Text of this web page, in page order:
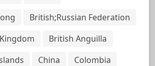
British;Russian Federation
British Anguilla
China
Colombia